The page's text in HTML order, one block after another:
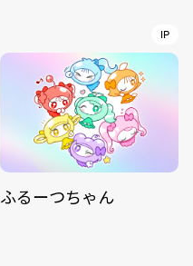
IP
ふるーつちゃん